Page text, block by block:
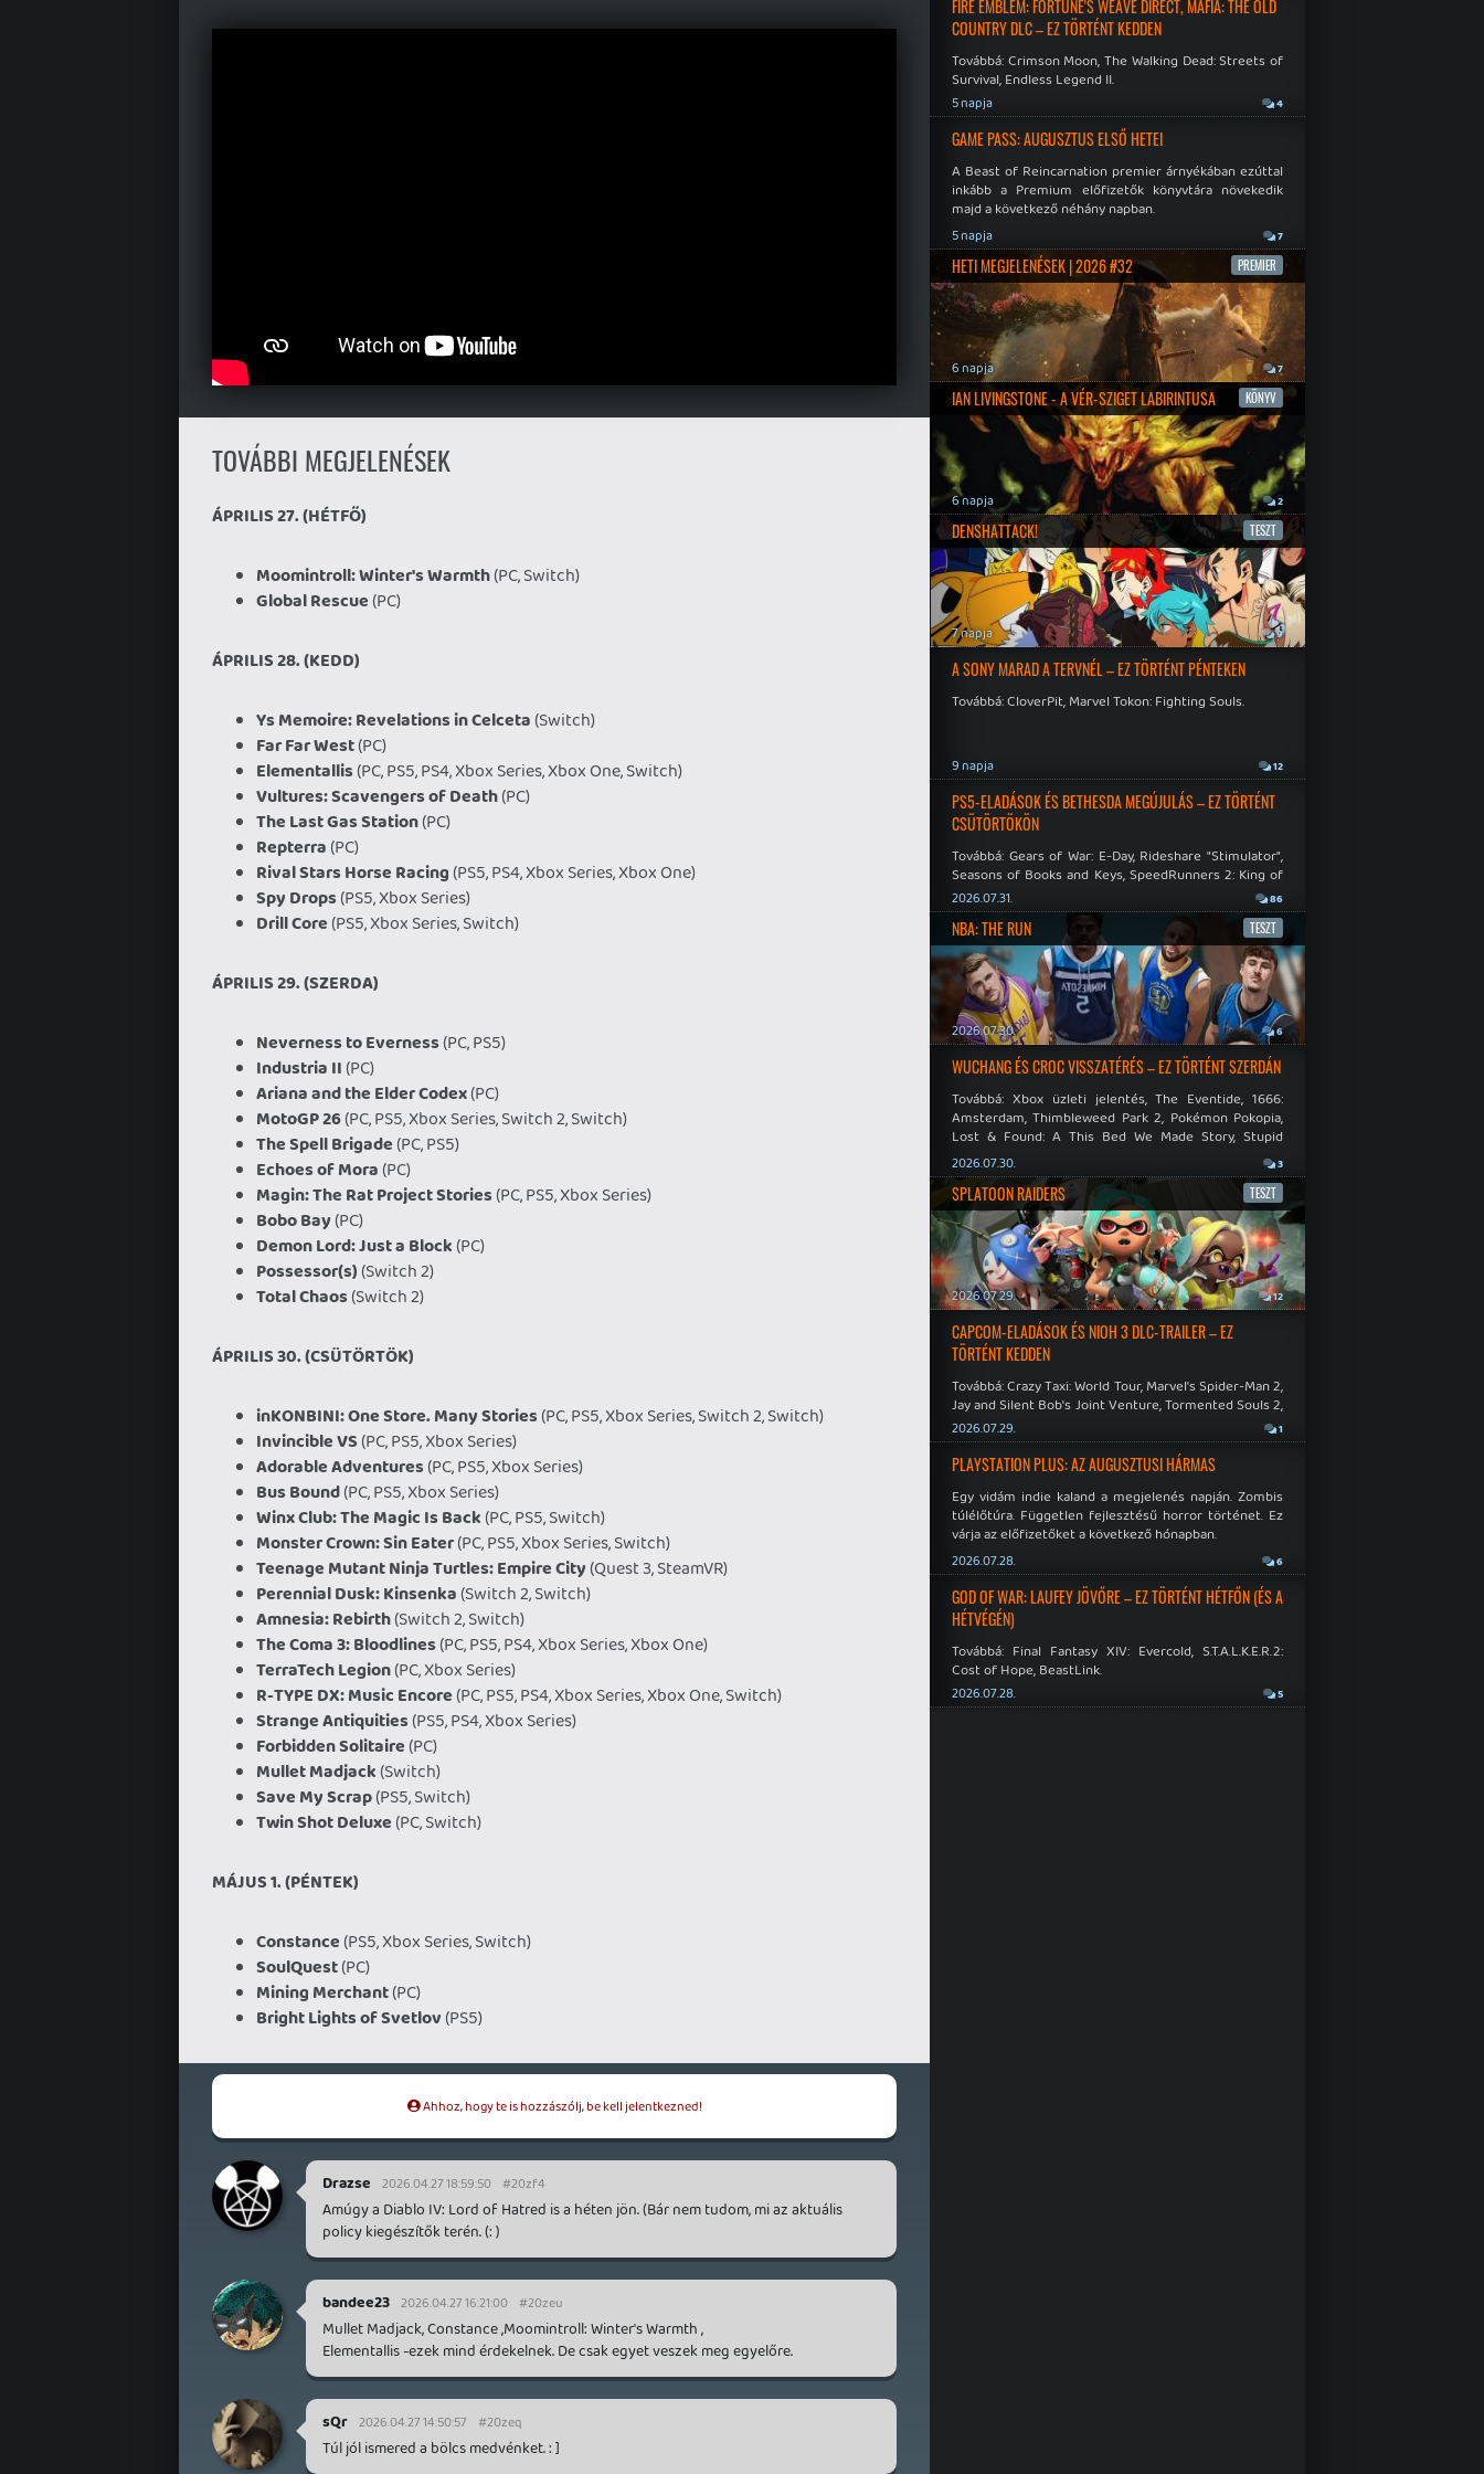
TOVÁBBI MEGJELENÉSEK
ÁPRILIS 27. (HÉTFŐ)
Moomintroll: Winter's Warmth(PC, Switch)
Global Rescue (PC)
ÁPRILIS 28. (KEDD)
Ys Memoire: Revelations in Celceta (Switch)
Far Far West(PC)
Elementallis(PC, PS5, PS4, Xbox Series, Xbox One, Switch)
Vultures: Scavengers of Death(PC)
The Last Gas Station(PC)
Repterra (PC)
Rival Stars Horse Racing (PS5, PS4, Xbox Series, Xbox One)
Spy Drops(PS5, Xbox Series)
Drill Core (PS5, Xbox Series, Switch)
ÁPRILIS 29. (SZERDA)
Neverness to Everness(PC, PS5)
Industria II (PC)
Ariana and the Elder Codex(PC)
MotoGP 26(PC, PS5, Xbox Series, Switch 2, Switch)
The Spell Brigade (PC, PS5)
Echoes of Mora (PC)
Magin: The Rat Project Stories(PC, PS5, Xbox Series)
Bobo Bay(PC)
Demon Lord: Just a Block (PC)
Possessor(s) (Switch 2)
Total Chaos(Switch 2)
ÁPRILIS 30. (CSÜTÖRTÖK)
inKONBINI: One Store. Many Stories(PC, PS5, Xbox Series, Switch 2, Switch)
Invincible VS (PC, PS5, Xbox Series)
Adorable Adventures(PC, PS5, Xbox Series)
Bus Bound(PC, PS5, Xbox Series)
Winx Club: The Magic Is Back (PC, PS5, Switch)
Monster Crown: Sin Eater(PC, PS5, Xbox Series, Switch)
Teenage Mutant Ninja Turtles: Empire City(Quest 3, SteamVR)
Perennial Dusk: Kinsenka (Switch 2, Switch)
Amnesia: Rebirth(Switch 2, Switch)
The Coma 3: Bloodlines(PC, PS5, PS4, Xbox Series, Xbox One)
TerraTech Legion(PC, Xbox Series)
R-TYPE DX: Music Encore (PC, PS5, PS4, Xbox Series, Xbox One, Switch)
Strange Antiquities(PS5, PS4, Xbox Series)
Forbidden Solitaire (PC)
Mullet Madjack (Switch)
Save My Scrap(PS5, Switch)
Twin Shot Deluxe (PC, Switch)
MÁJUS 1. (PÉNTEK)
Constance (PS5, Xbox Series, Switch)
SoulQuest(PC)
Mining Merchant(PC)
Bright Lights of Svetlov (PS5)
Ahhoz, hogy te is hozzászólj, be kell jelentkezned!
Drazse 2026.04.27 18:59:50 #20zf4
Amúgy a Diablo IV: Lord of Hatred is a héten jön. (Bár nem tudom, mi az aktuális
policy kiegészítők terén. (: )
bandee23 2026.04.27 16:21:00 #20zeu
Mullet Madjack, Constance ,Moomintroll: Winter's Warmth ,
Elementallis -ezek mind érdekelnek. De csak egyet veszek meg egyelőre.
sQr 2026.04.27 14:50:57 #20zeq
Túl jól ismered a bölcs medvénket. : ]
FIRE EMBLEM: FORTUNE'S WEAVE DIRECT, MAFIA: THE OLD
COUNTRY DLC – EZ TÖRTÉNT KEDDEN
Továbbá: Crimson Moon, The Walking Dead: Streets of
Survival, Endless Legend II.
5 napja 4
GAME PASS: AUGUSZTUS ELSŐ HETEI
A Beast of Reincarnation premier árnyékában ezúttal
inkább a Premium előfizetők könyvtára növekedik
majd a következő néhány napban.
5 napja 7
HETI MEGJELENÉSEK | 2026 #32 PREMIER
6 napja 7
IAN LIVINGSTONE - A VÉR-SZIGET LABIRINTUSA KÖNYV
6 napja 2
DENSHATTACK! TESZT
7 napja 9
A SONY MARAD A TERVNÉL – EZ TÖRTÉNT PÉNTEKEN
Továbbá: CloverPit, Marvel Tokon: Fighting Souls.
9 napja 12
PS5-ELADÁSOK ÉS BETHESDA MEGÚJULÁS – EZ TÖRTÉNT
CSÜTÖRTÖKÖN
Továbbá: Gears of War: E-Day, Rideshare "Stimulator",
Seasons of Books and Keys, SpeedRunners 2: King of
Speed.
2026.07.31. 86
NBA: THE RUN TESZT
2026.07.30. 6
WUCHANG ÉS CROC VISSZATÉRÉS – EZ TÖRTÉNT SZERDÁN
Továbbá: Xbox üzleti jelentés, The Eventide, 1666:
Amsterdam, Thimbleweed Park 2, Pokémon Pokopia,
Lost & Found: A This Bed We Made Story, Stupid
Never Dies.
2026.07.30. 3
SPLATOON RAIDERS TESZT
2026.07.29. 12
CAPCOM-ELADÁSOK ÉS NIOH 3 DLC-TRAILER – EZ
TÖRTÉNT KEDDEN
Továbbá: Crazy Taxi: World Tour, Marvel's Spider-Man 2,
Jay and Silent Bob's Joint Venture, Tormented Souls 2,
No More Room in Hell, Slain 2: The Beast Within.
2026.07.29. 1
PLAYSTATION PLUS: AZ AUGUSZTUSI HÁRMAS
Egy vidám indie kaland a megjelenés napján. Zombis
túlélőtúra. Független fejlesztésű horror történet. Ez
várja az előfizetőket a következő hónapban.
2026.07.28. 6
GOD OF WAR: LAUFEY JÖVŐRE – EZ TÖRTÉNT HÉTFŐN (ÉS A
HÉTVÉGÉN)
Továbbá: Final Fantasy XIV: Evercold, S.T.A.L.K.E.R.2:
Cost of Hope, BeastLink.
2026.07.28. 5